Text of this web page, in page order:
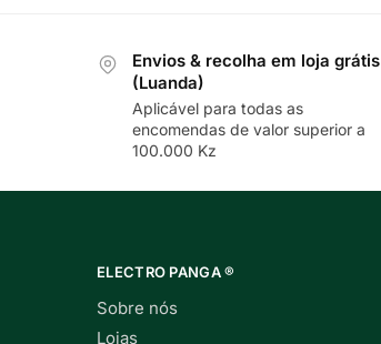
Envios & recolha em loja grátis
(Luanda)
Aplicável para todas as
encomendas de valor superior a
100.000 Kz
ELECTRO PANGA ®
Sobre nós
Lojas